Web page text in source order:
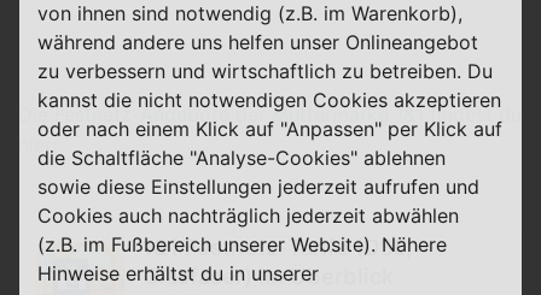
DieFestnetz-Angebote der Muttermarke 1&1findest du
hier:
1&1 Festnetz-Tarife (DSL,
Glasfaser) im Überblick
von ihnen sind notwendig (z.B. im Warenkorb),
während andere uns helfen unser Onlineangebot
zu verbessern und wirtschaftlich zu betreiben. Du
kannst die nicht notwendigen Cookies akzeptieren
oder nach einem Klick auf "Anpassen" per Klick auf
die Schaltfläche "Analyse-Cookies" ablehnen
sowie diese Einstellungen jederzeit aufrufen und
Cookies auch nachträglich jederzeit abwählen
(z.B. im Fußbereich unserer Website). Nähere
Hinweise erhältst du in unserer